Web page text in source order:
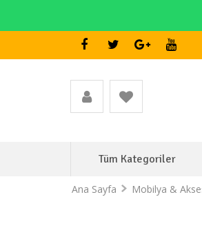
Tüm Kategoriler
Ana Sayfa Mobilya &